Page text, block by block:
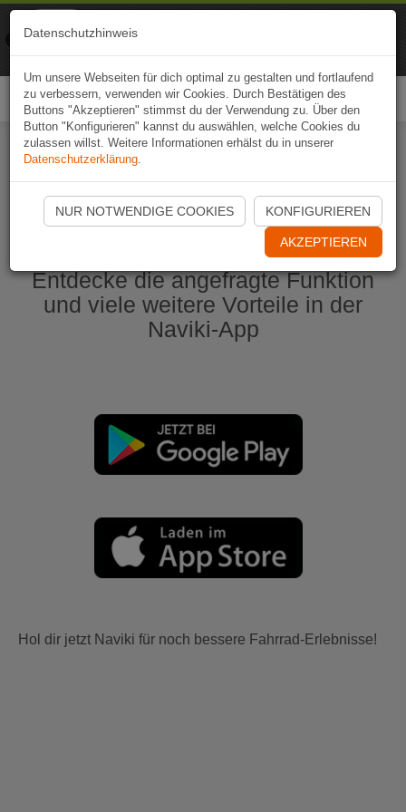
Naviki App jetzt öffnen
Entdecke die angefragte Funktion
und viele weitere Vorteile in der
Naviki-App
Hol dir jetzt Naviki für noch bessere Fahrrad-Erlebnisse!
Datenschutzhinweis
Um unsere Webseiten für dich optimal zu gestalten und fortlaufend
zu verbessern, verwenden wir Cookies. Durch Bestätigen des
Buttons "Akzeptieren" stimmst du der Verwendung zu. Über den
Button "Konfigurieren" kannst du auswählen, welche Cookies du
zulassen willst. Weitere Informationen erhälst du in unserer
Datenschutzerklärung.
NUR NOTWENDIGE COOKIES KONFIGURIEREN
AKZEPTIEREN
Naviki